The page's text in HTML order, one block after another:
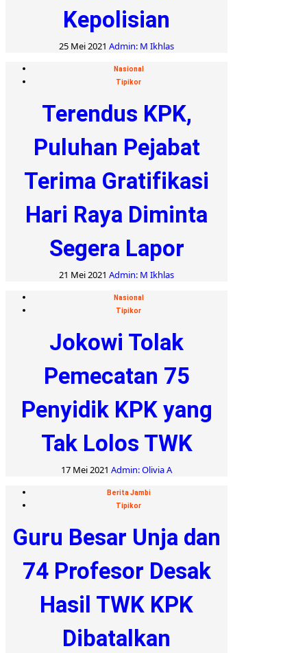
Kepolisian
25 Mei 2021 Admin: M Ikhlas
Nasional
Tipikor
Terendus KPK,
Puluhan Pejabat
Terima Gratifikasi
Hari Raya Diminta
Segera Lapor
21 Mei 2021 Admin: M Ikhlas
Nasional
Tipikor
Jokowi Tolak
Pemecatan 75
Penyidik KPK yang
Tak Lolos TWK
17 Mei 2021 Admin: Olivia A
Berita Jambi
Tipikor
Guru Besar Unja dan
74 Profesor Desak
Hasil TWK KPK
Dibatalkan